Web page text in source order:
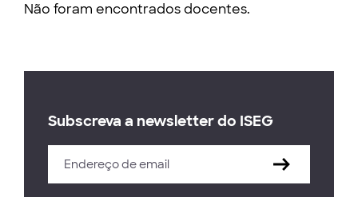
Não foram encontrados docentes.
Subscreva a newsletter do ISEG